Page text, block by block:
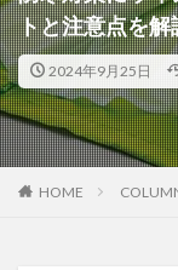
トと注意点を解
2024年9月25日
HOME